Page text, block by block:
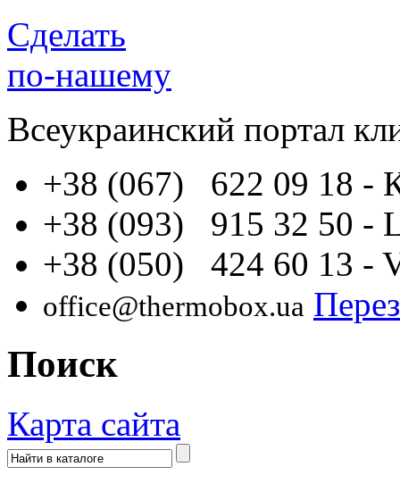
Сделать
по-нашему
Всеукраинский портал
+38 (067) 622 09 18 -
+38 (093) 915 32 50 -
+38 (050) 424 60 13 -
office@thermobox.ua
Поиск
Карта сайта